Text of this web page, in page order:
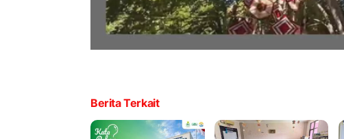
Berita Terkait